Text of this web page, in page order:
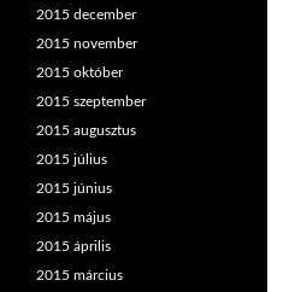
2015 december
2015 november
2015 október
2015 szeptember
2015 augusztus
2015 július
2015 június
2015 május
2015 április
2015 március